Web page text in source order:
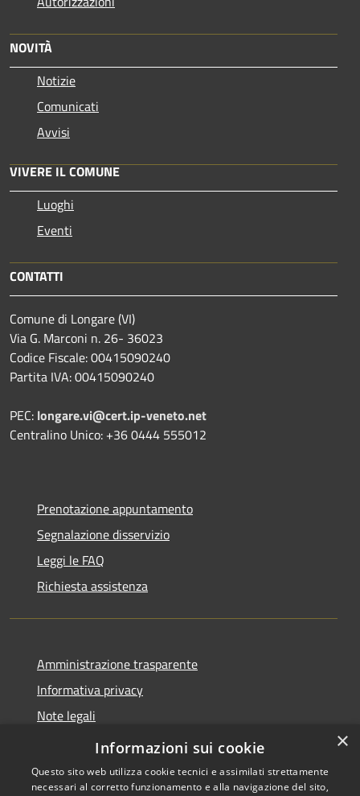
NOVITÀ
Notizie
Comunicati
Avvisi
VIVERE IL COMUNE
Luoghi
Eventi
CONTATTI
Comune di Longare (VI)
Via G. Marconi n. 26- 36023
Codice Fiscale: 00415090240
Partita IVA: 00415090240
PEC: longare.vi@cert.ip-veneto.net
Centralino Unico: +36 0444 555012
Prenotazione appuntamento
Segnalazione disservizio
Leggi le FAQ
Richiesta assistenza
Amministrazione trasparente
Informativa privacy
Note legali
Dichiarazione di accessibilità
×
Informazioni sui cookie
Questo sito web utilizza cookie tecnici e assimilati strettamente
necessari al corretto funzionamento e alla navigazione del sito,